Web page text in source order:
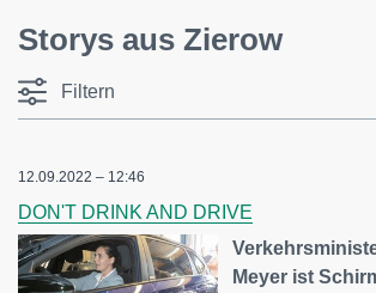
Storys aus Zierow
Filtern
12.09.2022 – 12:46
DON'T DRINK AND DRIVE
Meyer ist